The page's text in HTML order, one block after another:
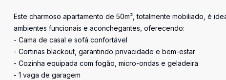
Este charmoso apartamento de 50m², totalmente mobiliado, é
ambientes funcionais e aconchegantes, oferecendo:
- Cama de casal e sofá confortável
- Cortinas blackout, garantindo privacidade e bem-estar
- Cozinha equipada com fogão, micro-ondas e geladeira
- 1 vaga de garagem